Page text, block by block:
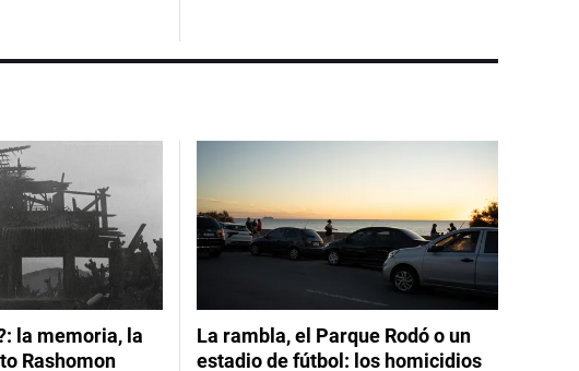
la memoria, la
Rashomon
La rambla, el Parque Rodó o un
estadio de fútbol: los homicidios